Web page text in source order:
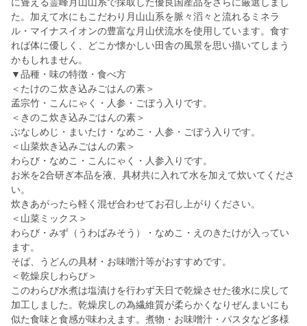
た。加えて水にもこだわり月山山系を脈々滔々と流れるミネラ
ル・マイナスイオンの豊富な月山伏流水を使用しています。食す
れば体に優しく、どこか懐かしい田舎の風景を思い描いてしまう
かもしれません。
▼品種・味の特徴・食べ方
＜たけのこ炊き込みごはんの素＞
孟宗竹・こんにゃく・人参・ごぼう入りです。
＜きのこ炊き込みごはんの素＞
ぶなしめじ・まいたけ・なめこ・人参・ごぼう入りです。
＜山菜炊き込みごはんの素＞
わらび・なめこ・こんにゃく・人参入りです。
お米を2合研ぎ本品を液、具材共に入れて水を加えて炊いてくださ
い。
炊きあがったら軽く混ぜ合わせてお召し上がりください。
＜山菜ミックス＞
わらび・みず（うわばみそう）・なめこ・えのきたけが入ってい
ます。
そば、うどんの具材・お味噌汁等がおすすめです。
＜乾燥戻しわらび＞
このわらび水煮は塩漬けを行わず天日で乾燥させた後水に戻して
加工しました。乾燥戻しの為繊維質が柔らかくなりぜんまいにも
似た食味と食感が味わえます。煮物・お味噌汁・パスタなど多様